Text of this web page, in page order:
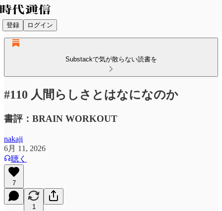
登録 ログイン
Substackで気が散らない読書を
#110 人間らしさとはなになのか
書評：BRAIN WORKOUT
nakaji
6月 11, 2026
聴く
7
1